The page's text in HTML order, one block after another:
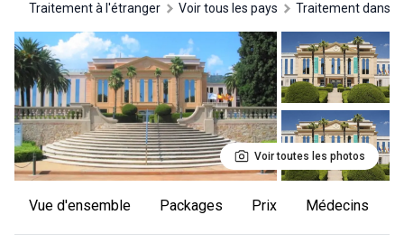
Traitement à l'étranger Voir tous les pays traitement dans
Voir toutes les photos
Vue d'ensemble Packages Prix Médecins